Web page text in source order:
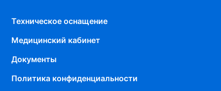
Техническое оснащение
Медицинский кабинет
Документы
Политика конфиденциальности